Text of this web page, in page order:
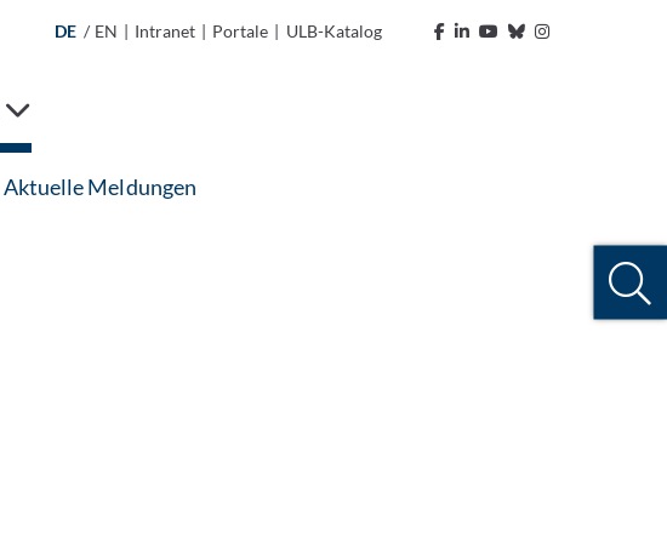
DE / EN | Intranet | Portale | ULB-Katalog
Aktuelle Meldungen